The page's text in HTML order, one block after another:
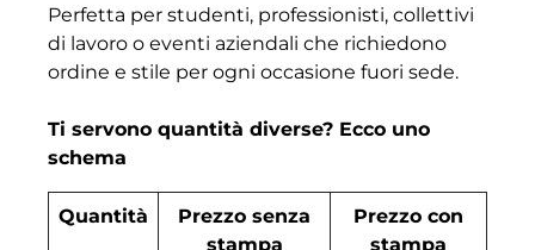
Perfetta per studenti, professionisti, collettivi
di lavoro o eventi aziendali che richiedono
ordine e stile per ogni occasione fuori sede.
Ti servono quantità diverse? Ecco uno
schema
Quantità
Prezzo senza
stampa
Prezzo con
stampa